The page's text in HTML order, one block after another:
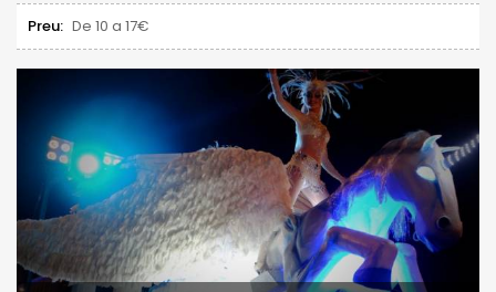
Preu: De 10 a 17€